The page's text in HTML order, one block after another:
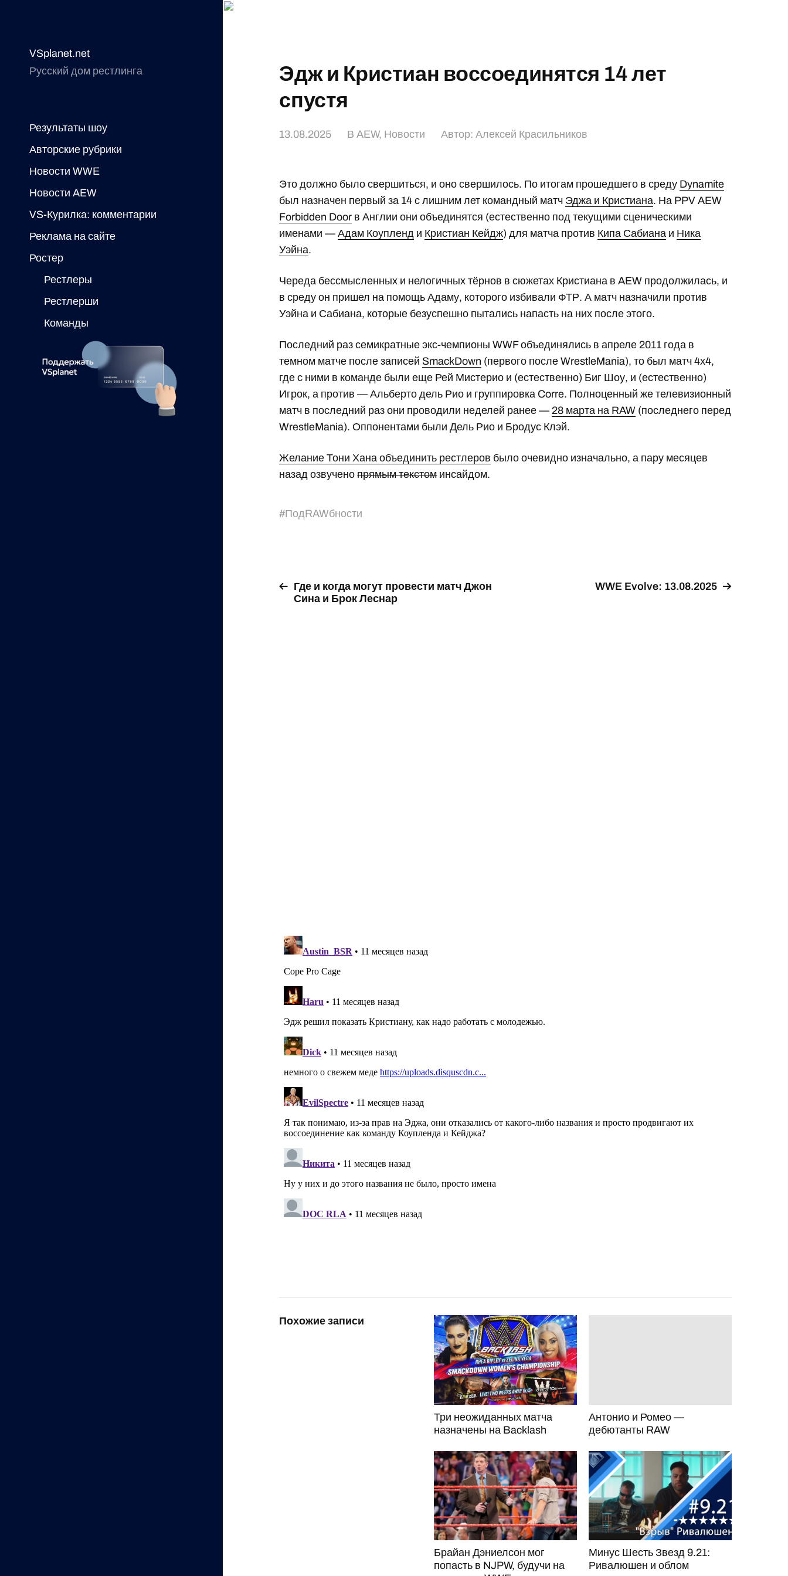
VSplanet.net
Русский дом рестлинга
Результаты шоу
Авторские рубрики
Новости WWE
Новости AEW
VS-Курилка: комментарии
Реклама на сайте
Ростер
Рестлеры
Рестлерши
Команды
Эдж и Кристиан воссоединятся 14 лет
спустя
13.08.2025 ВAEW, Новости Автор:Алексей Красильников
Это должно было свершиться, и оно свершилось. По итогам прошедшего в среду Dynamite
был назначен первый за 14 с лишним лет командный матч Эджа и Кристиана. На PPV AEW
Forbidden Door в Англии они объединятся (естественно под текущими сценическими
именами —Адам Коупленд и Кристиан Кейдж) для матча против Кипа Сабиана и Ника
Уэйна.
Череда бессмысленных и нелогичных тёрнов в сюжетах Кристиана в AEW продолжилась, и
в среду он пришел на помощь Адаму, которого избивали ФТР. А матч назначили против
Уэйна и Сабиана, которые безуспешно пытались напасть на них после этого.
Последний раз семикратные экс-чемпионы WWF объединялись в апреле 2011 года в
темном матче после записей SmackDown (первого после WrestleMania), то был матч 4х4,
где с ними в команде были еще Рей Мистерио и (естественно) Биг Шоу, и (естественно)
Игрок, а против — Альберто дель Рио и группировка Corre. Полноценный же телевизионный
матч в последний раз они проводили неделей ранее — 28 марта на RAW (последнего перед
WrestleMania). Оппонентами были Дель Рио и Бродус Клэй.
Желание Тони Хана объединить рестлеров было очевидно изначально, а пару месяцев
назад озвученопрямым текстоминсайдом.
#ПодRAWбности
Где и когда могут провести матч Джон
Сина и Брок Леснар
WWE Evolve: 13.08.2025
Похожие записи
Три неожиданных матча
назначены на Backlash
Антонио и Ромео —
дебютанты RAW
Брайан Дэниелсон мог
попасть в NJPW, будучи на
Минус Шесть Звезд 9.21:
Ривалюшен и облом